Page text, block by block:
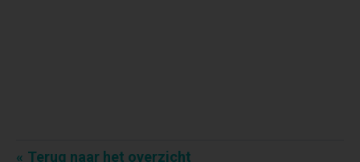
Terug naar het overzicht